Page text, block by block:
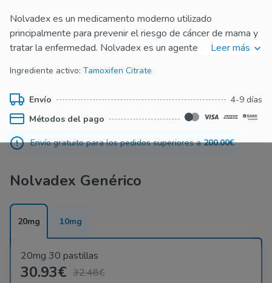
Nolvadex es un medicamento moderno utilizado
principalmente para prevenir el riesgo de cáncer de mama y
tratar la enfermedad. Nolvadex es un agente
crecimiento tumoral.
También puede usar el medicamento para tratar otras
condiciones. Además, Nolvadex PCT (Terapia Post Ciclo),
que permite neutralizar los efectos de los esteroides, es
ampliamente utilizado en el culturismo.
Leer más
Ingrediente activo: Tamoxifen Citrate
Envío
4-9 días
Métodos del pago
Envío gratuito para los pedidos superiores a200.00€
Nolvadex Genérico
20mg 10mg
20mg 30 pastillas
30.93€ 32.48€